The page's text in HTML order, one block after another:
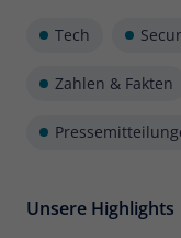
Tech
Zahlen & Fakten
Unsere Highlights